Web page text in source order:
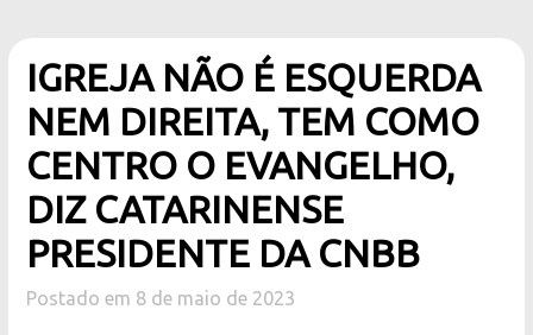
IGREJA NÃO É ESQUERDA
NEM DIREITA, TEM COMO
CENTRO O EVANGELHO,
DIZ CATARINENSE
PRESIDENTE DA CNBB
Postado em 8 de maio de 2023